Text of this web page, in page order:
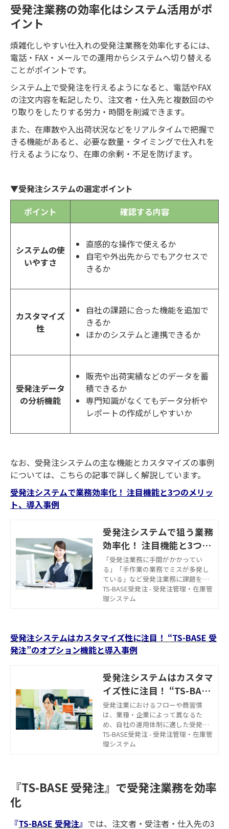
受発注業務の効率化はシステム活用がポ
イント
煩雑化しやすい仕入れの受発注業務を効率化するには、
電話・FAX・メールでの運用からシステムへ切り替える
ことがポイントです。
システム上で受発注を行えるようになると、電話やFAX
の注文内容を転記したり、注文者・仕入先と複数回のや
り取りをしたりする労力・時間を削減できます。
また、在庫数や入出荷状況などをリアルタイムで把握で
きる機能があると、必要な数量・タイミングで仕入れを
行えるようになり、在庫の余剰・不足を防げます。
▼受発注システムの選定ポイント
ポイント
確認する内容
システムの使
いやすさ
直感的な操作で使えるか
自宅や外出先からでもアクセスで
きるか
カスタマイズ
性
自社の課題に合った機能を追加で
きるか
ほかのシステムと連携できるか
受発注データ
の分析機能
販売や出荷実績などのデータを蓄
積できるか
専門知識がなくてもデータ分析や
レポートの作成がしやすいか
なお、受発注システムの主な機能とカスタマイズの事例
については、こちらの記事で詳しく解説しています。
受発注システムで業務効率化！ 注目機能と3つのメリッ
ト、導入事例
受発注システムで狙う業務
効率化！ 注目機能と3つの
メリット
「受発注業務に手間がかかってい
る」「手作業の業務でミスが多発し
ている」など受発注業務に課題を抱
えている部署もあるのではないでし
ょうか。 特に、電話・FAX・メール
ります。受発注で発生しやすいミス
を未然に防ぎ、効率的に業務を行う
ためには受発注システムを活用する
は、受発注システムの主な機能をは
じめ、導入のメリット・デメリッ
ト、選定ポイント、導入事例を紹介
します。
TS-BASE受発注 - 受発注管理・在庫管
理システム
受発注システムはカスタマイズ性に注目！ “TS-BASE 受
発注”のオプション機能と導入事例
受発注システムはカスタマ
イズ性に注目！ “TS-BASE
受発注”のオプション機能
と導入事例
受発注業におけるフローや商習慣
は、業種・企業によって異なるた
め、自社の運用体制に適した受発注
システムを選ぶことが重要です。 ま
た、受発注システムを選ぶ判断基準
を検討している場合、「なぜカスタ
マイズする必要があるのだろう」
いのではないでしょうか。 この記事
TS-BASE受発注 - 受発注管理・在庫管
理システム
『TS-BASE 受発注』で受発注業務を効率
化
『TS-BASE 受発注』 では、注文者・受注者・仕入先の3